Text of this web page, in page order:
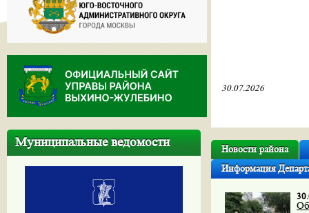
Муниципальные ведомости
30.07.2026
Новости района
Информация